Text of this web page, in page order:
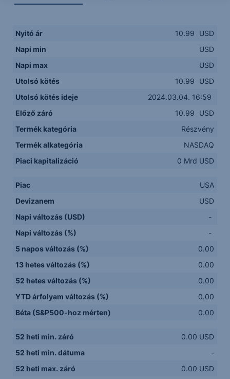
Nyitó ár 10.99
USD
Napi min
USD
Napi max
USD
Utolsó kötés
10.99
USD
Utolsó kötés ideje
2024.03.04. 16:59
Előző záró
10.99
USD
Termék kategória
Részvény
Termék alkategória
NASDAQ
Piaci kapitalizáció
0 Mrd USD
Piac
USA
Devizanem
USD
Napi változás (USD)
-
Napi változás (%)
-
5 napos változás (%)
0.00
13 hetes változás (%)
0.00
52 hetes változás (%)
0.00
YTD árfolyam változás (%)
0.00
Béta (S&P500-hoz mérten)
0.00
52 heti min. záró
0.00 USD
52 heti min. dátuma
-
52 heti max. záró
0.00 USD